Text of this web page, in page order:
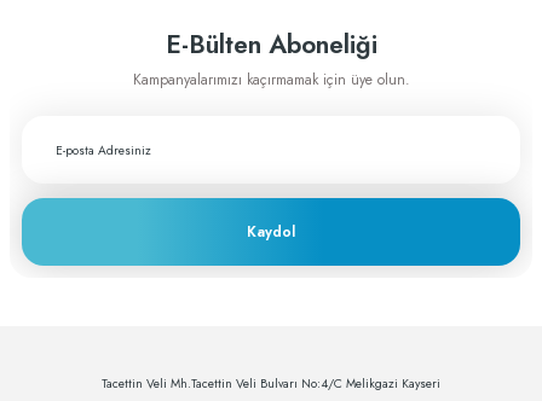
Greftburada çok profesyonel bir şirket bu
sahip
E-Bülten Aboneliği
Kampanyalarımızı kaçırmamak için üye olun.
Kaydol
Tacettin Veli Mh.Tacettin Veli Bulvarı No:4/C Melikgazi Kayseri